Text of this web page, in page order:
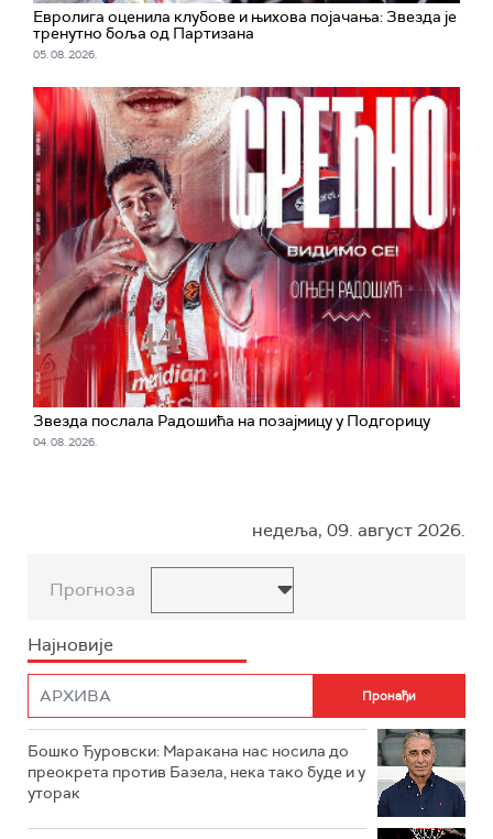
Евролига оценила клубове и њихова појачања: Звезда је
тренутно боља од Партизана
05. 08. 2026.
Звезда послала Радошића на позајмицу у Подгорицу
04. 08. 2026.
недеља, 09. август 2026.
Прогноза
Најновије
Бошко Ђуровски: Маракана нас носила до
преокрета против Базела, нека тако буде и у
уторак